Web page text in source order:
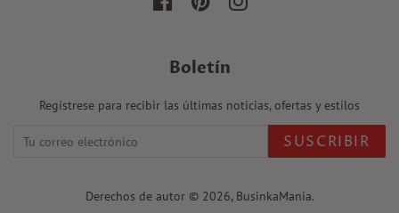
Boletín
Regístrese para recibir las últimas noticias, ofertas y estilos
SUSCRIBIR
Derechos de autor © 2026, BusinkaMania.